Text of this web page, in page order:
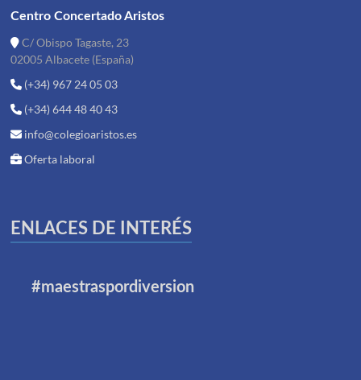
Centro Concertado Aristos
C/ Obispo Tagaste, 23
02005 Albacete (España)
(+34) 967 24 05 03
(+34) 644 48 40 43
info@colegioaristos.es
Oferta laboral
ENLACES DE INTERÉS
#maestraspordiversion